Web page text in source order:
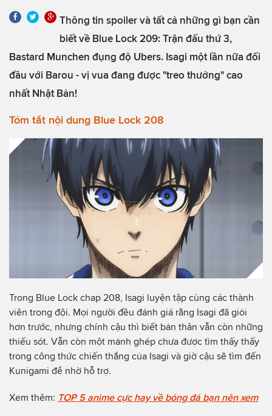
Thông tin spoiler và tất cả những gì bạn cần
biết về Blue Lock 209: Trận đấu thứ 3,
Bastard Munchen đụng độ Ubers. Isagi một lần nữa đối
đầu với Barou - vị vua đang được "treo thưởng" cao
nhất Nhật Bản!
Tóm tắt nội dung Blue Lock 208
Trong Blue Lock chap 208, Isagi luyện tập cùng các thành
viên trong đội. Mọi người đều đánh giá rằng Isagi đã giỏi
hơn trước, nhưng chính cậu thì biết bản thân vẫn còn những
thiếu sót. Vẫn còn một mảnh ghép chưa được tìm thấy thấy
trong công thức chiến thắng của Isagi và giờ cậu sẽ tìm đến
Kunigami để nhờ hỗ trợ.
Xem thêm: TOP 5 anime cực hay về bóng đá bạn nên xem